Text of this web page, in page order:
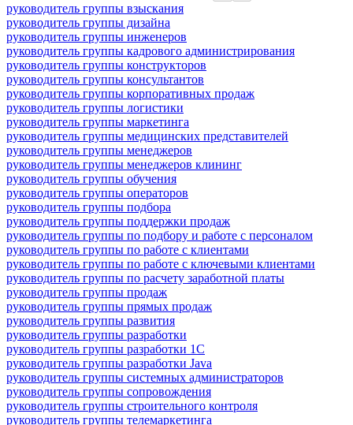
руководитель группы взыскания
руководитель группы дизайна
руководитель группы инженеров
руководитель группы кадрового администрирования
руководитель группы конструкторов
руководитель группы консультантов
руководитель группы корпоративных продаж
руководитель группы логистики
руководитель группы маркетинга
руководитель группы медицинских представителей
руководитель группы менеджеров
руководитель группы менеджеров клининг
руководитель группы обучения
руководитель группы операторов
руководитель группы подбора
руководитель группы поддержки продаж
руководитель группы по подбору и работе с персоналом
руководитель группы по работе с клиентами
руководитель группы по работе с ключевыми клиентами
руководитель группы по расчету заработной платы
руководитель группы продаж
руководитель группы прямых продаж
руководитель группы развития
руководитель группы разработки
руководитель группы разработки 1С
руководитель группы разработки Java
руководитель группы системных администраторов
руководитель группы сопровождения
руководитель группы строительного контроля
руководитель группы телемаркетинга